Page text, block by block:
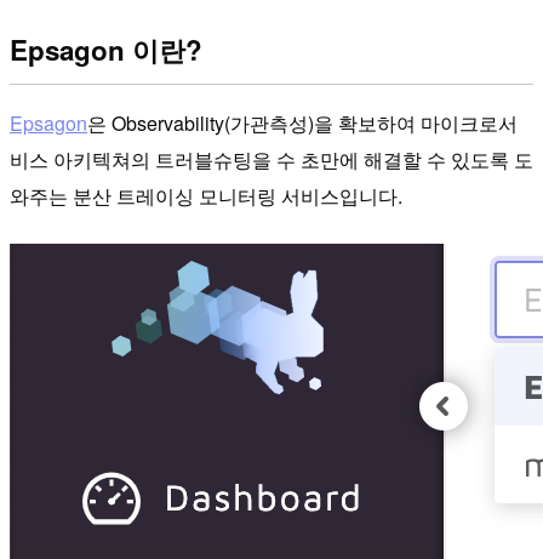
Epsagon 이란?
Epsagon은 Observability(가관측성)을 확보하여 마이크로서
비스 아키텍쳐의 트러블슈팅을 수 초만에 해결할 수 있도록 도
와주는 분산 트레이싱 모니터링 서비스입니다.